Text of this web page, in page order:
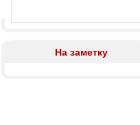
На заметку